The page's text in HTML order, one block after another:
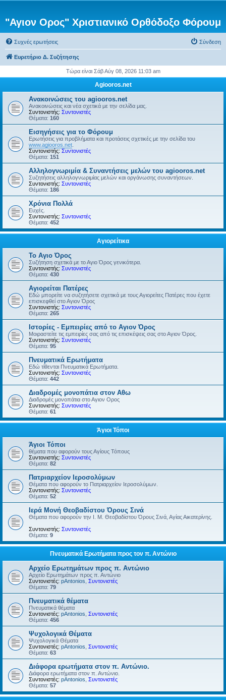
"Αγιον Ορος" Χριστιανικό Ορθόδοξο Φόρουμ
Συχνές ερωτήσεις Σύνδεση
Ευρετήριο Δ. Συζήτησης
Τώρα είναι Σάβ Αύγ 08, 2026 11:03 am
Agiooros.net
Ανακοινώσεις του agiooros.net
Ανακοινώσεις και νέα σχετικά με την σελίδα μας.
Συντονιστής: Συντονιστές
Θέματα: 160
Εισηγήσεις για το Φόρουμ
Ερωτήσεις για προβλήματα και προτάσεις σχετικές με την σελίδα του
www.agiooros.net
Συντονιστής: Συντονιστές
Θέματα: 151
Αλληλογνωριμία & Συναντήσεις μελών του agiooros.net
Συζητήσεις αλληλογνωριμίας μελών και οργάνωσης συναντήσεων.
Συντονιστής: Συντονιστές
Θέματα: 186
Χρόνια Πολλά
Ευχές.
Συντονιστής: Συντονιστές
Θέματα: 452
Αγιορείτικα
Το Αγιο Όρος
Συζήτηση σχετικά με το Αγιο Όρος γενικότερα.
Συντονιστής: Συντονιστές
Θέματα: 430
Αγιορείται Πατέρες
Εδώ μπορείτε να συζητήσετε σχετικά με τους Αγιορείτες Πατέρες που έχετε
επισκεφθεί στο Αγιον Όρος
Συντονιστής: Συντονιστές
Θέματα: 265
Ιστορίες - Εμπειρίες από το Αγιον Όρος
Μοιραστείτε τις εμπειρίες σας από τις επισκέψεις σας στο Αγιον Όρος.
Συντονιστής: Συντονιστές
Θέματα: 95
Πνευματικά Ερωτήματα
Εδώ τίθενται Πνευματικά Ερωτήματα.
Συντονιστής: Συντονιστές
Θέματα: 442
Διαδρομές μονοπάτια στον Αθω
Διαδρομές μονοπάτια στο Αγιον Ορος
Συντονιστής: Συντονιστές
Θέματα: 61
Άγιοι Τόποι
Άγιοι Τόποι
θέματα που αφορούν τους Αγίους Τόπους
Συντονιστής: Συντονιστές
Θέματα: 82
Πατριαρχείον Ιεροσολύμων
Θέματα που αφορούν το Πατριαρχείον Ιεροσολύμων.
Συντονιστής: Συντονιστές
Θέματα: 52
Ιερά Μονή Θεοβαδίστου Όρους Σινά
Θέματα που αφορούν την Ι. Μ. Θεοβαδίστου Όρους Σινά, Αγίας Αικατερίνης.
Συντονιστής: Συντονιστές
Θέματα: 9
Πνευματικά Ερωτήματα προς τον π. Αντώνιο
Αρχείο Ερωτημάτων προς π. Αντώνιο
Αρχείο Ερωτημάτων προς π. Αντώνιο
Συντονιστές: pAntonios Συντονιστές
Θέματα: 79
Πνευματικά θέματα
Πνευματικά θέματα
Συντονιστές: pAntonios Συντονιστές
Θέματα: 456
Ψυχολογικά Θέματα
Ψυχολογικά Θέματα
Συντονιστές: pAntonios Συντονιστές
Θέματα: 63
Διάφορα ερωτήματα στον π. Αντώνιο.
Διάφορα ερωτήματα στον π. Αντώνιο.
Συντονιστές: pAntonios Συντονιστές
Θέματα: 57